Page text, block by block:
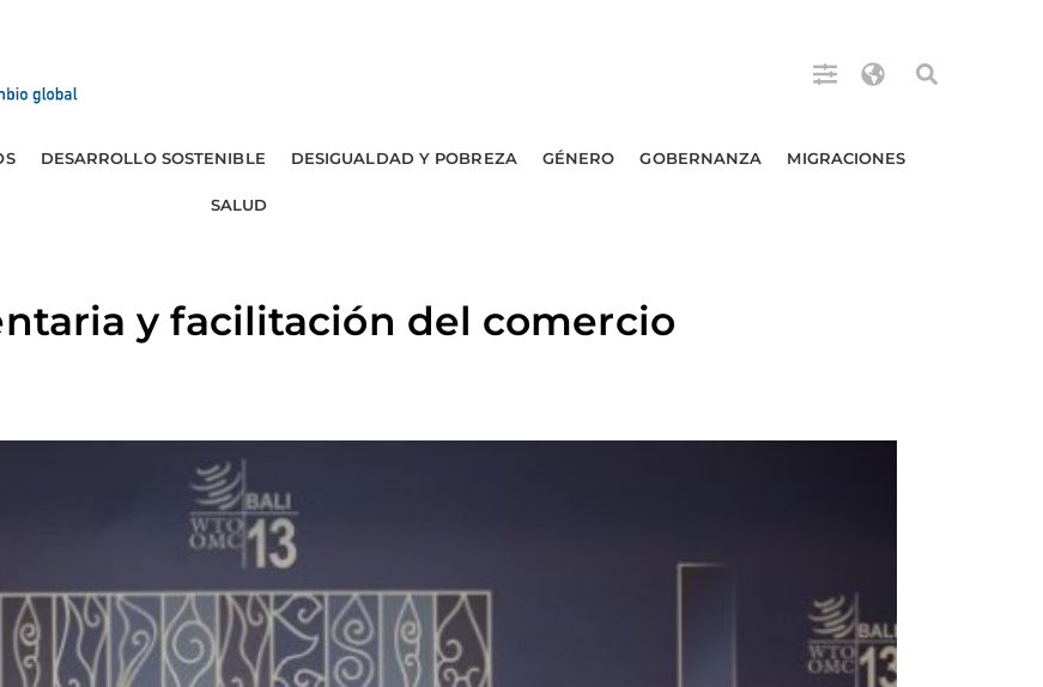
DESARROLLO SOSTENIBLE DESIGUALDAD Y POBREZA GÉNERO GOBERNANZA MIGRACIONES
SALUD
y facilitación del comercio